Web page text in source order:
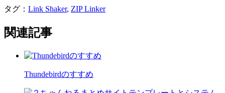
タグ： Link Shaker, ZIP Linker
関連記事
Thundebirdのすすめ